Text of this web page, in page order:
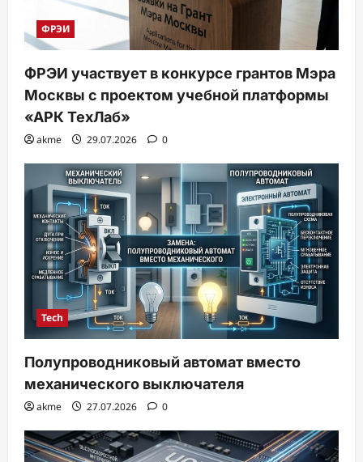
ФРЭИ
ФРЭИ участвует в конкурсе грантов Мэра
Москвы с проектом учебной платформы
«АРК ТехЛаб»
akme 29.07.2026 0
Tech
Полупроводниковый автомат вместо
механического выключателя
akme 27.07.2026 0